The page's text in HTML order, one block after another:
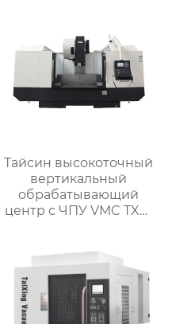
Тайсин высокоточный
вертикальный
обрабатывающий
центр с ЧПУ VMC TXP-